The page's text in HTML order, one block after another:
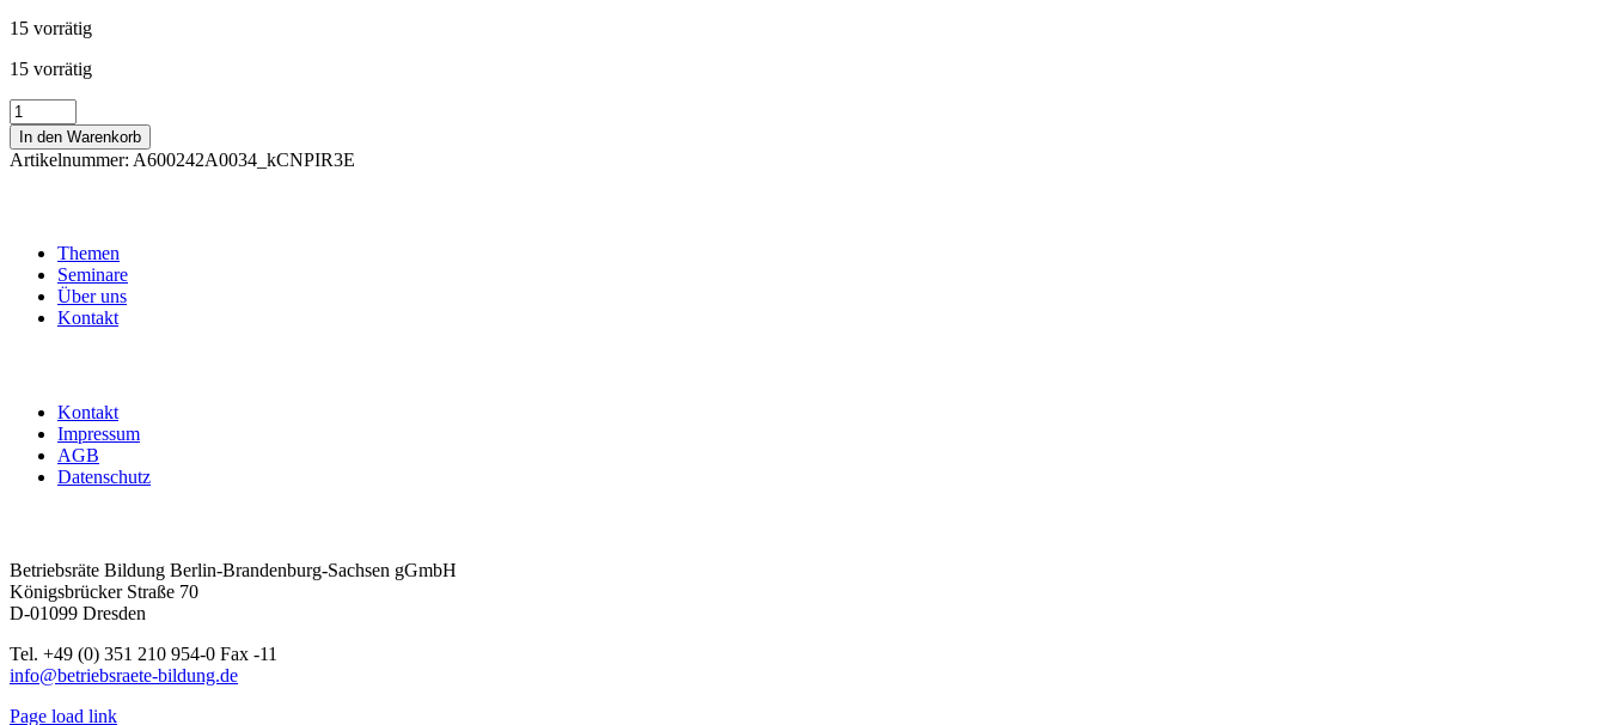
15 vorrätig
15 vorrätig
Kompaktseminar:
Betriebsänderung
-
Insolvenz
Interessenausgleich
ohne
Übernachtung
In den Warenkorb
Artikelnummer: A600242A0034_kCNPIR3E
Themen
Seminare
Über uns
Kontakt
Kontakt
Impressum
AGB
Datenschutz
Betriebsräte Bildung Berlin-Brandenburg-Sachsen gGmbH
Königsbrücker Straße 70
D-01099 Dresden
Tel. +49 (0) 351 210 954-0 Fax -11
info@betriebsraete-bildung.de
Page load link